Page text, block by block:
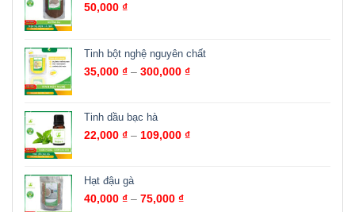
50,000 ₫
Tinh bột nghệ nguyên chất
35,000 ₫ – 300,000 ₫
Tinh dầu bạc hà
22,000 ₫ – 109,000 ₫
Hạt đậu gà
40,000 ₫ – 75,000 ₫